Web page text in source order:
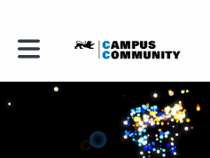
Toggle main navigation